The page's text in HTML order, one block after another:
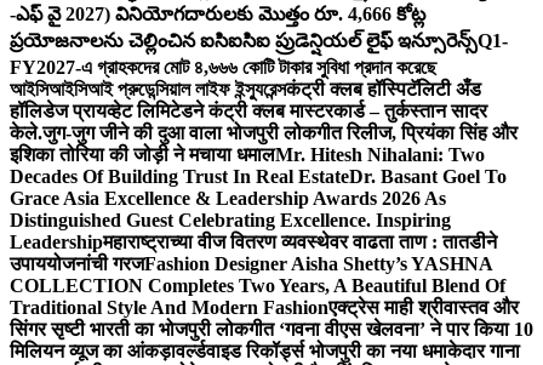
-ఎఫ్ వై 2027) వినియోగదారులకు మొత్తం రూ. 4,666 కోట్ల
ప్రయోజనాలను చెల్లించిన ఐసిఐసిఐ ప్రుడెన్షియల్ లైఫ్ ఇన్సూరెన్స్Q1-
FY2027-এ গ্রাহকদের মোট ৪,৬৬৬ কোটি টাকার সুবিধা প্রদান করেছে
আইসিআইসিআই প্রুডেন্সিয়াল লাইফ ইন্স্যুরেন্সकंट्री क्लब हॉस्पिटॅलिटी अँड
हॉलिडेज प्रायव्हेट लिमिटेडने कंट्री क्लब मास्टरकार्ड – तुर्कस्तान सादर
केले.जुग-जुग जीने की दुआ वाला भोजपुरी लोकगीत रिलीज, प्रियंका सिंह और
इशिका तोरिया की जोड़ी ने मचाया धमालMr. Hitesh Nihalani: Two
Decades Of Building Trust In Real EstateDr. Basant Goel To
Grace Asia Excellence & Leadership Awards 2026 As
Distinguished Guest Celebrating Excellence. Inspiring
Leadershipमहाराष्ट्राच्या वीज वितरण व्यवस्थेवर वाढता ताण : तातडीने
उपाययोजनांची गरजFashion Designer Aisha Shetty’s YASHNA
COLLECTION Completes Two Years, A Beautiful Blend Of
Traditional Style And Modern Fashionएक्ट्रेस माही श्रीवास्तव और
सिंगर सृष्टी भारती का भोजपुरी लोकगीत ‘गवना वीएस खेलवना’ ने पार किया 10
मिलियन व्यूज का आंकड़ावर्ल्डवाइड रिकॉर्ड्स भोजपुरी का नया धमाकेदार गाना